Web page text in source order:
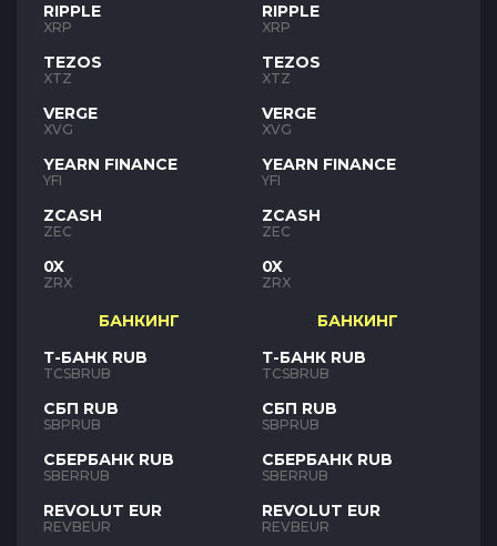
RIPPLE
XRP
TEZOS
XTZ
VERGE
XVG
YEARN FINANCE
YFI
ZCASH
ZEC
0X
ZRX
БАНКИНГ
Т-БАНК RUB
TCSBRUB
СБП RUB
SBPRUB
СБЕРБАНК RUB
SBERRUB
REVOLUT EUR
REVBEUR
RIPPLE
XRP
TEZOS
XTZ
VERGE
XVG
YEARN FINANCE
YFI
ZCASH
ZEC
0X
ZRX
БАНКИНГ
Т-БАНК RUB
TCSBRUB
СБП RUB
SBPRUB
СБЕРБАНК RUB
SBERRUB
REVOLUT EUR
REVBEUR